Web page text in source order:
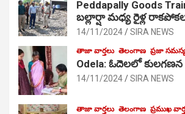
Peddapally Goods
బల్లార్షా మధ్య రైళ్ల
14/11/2024 SIRA NEWS
తాజా వార్తలు తెలంగాణ ప్రజా
Odela: ఓదెలలో కులగణన
14/11/2024 SIRA NEWS
తాజా వార్తలు తెలంగాణ ప్రముఖ